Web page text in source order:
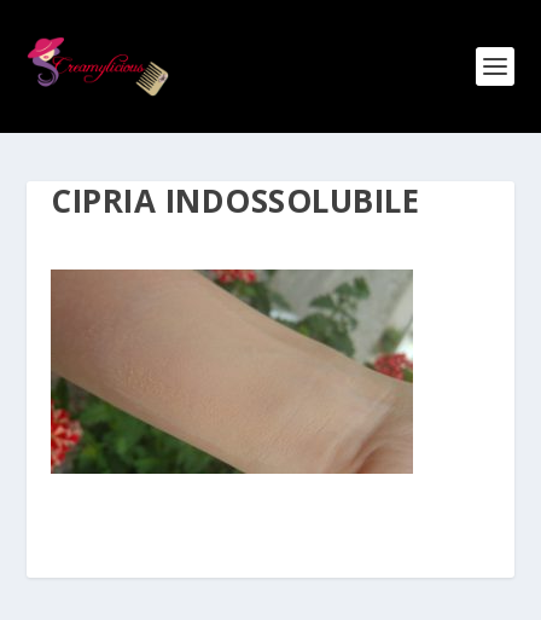
CIPRIA INDOSSOLUBILE